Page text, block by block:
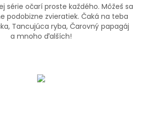
série očarí proste každého. Môžeš sa
podobizne zvieratiek. Čaká na teba
Tancujúca ryba, Čarovný papagáj
a mnoho ďalších!